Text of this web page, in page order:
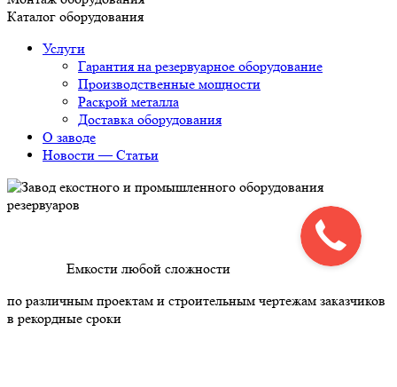
Каталог оборудования
Услуги
Гарантия на резервуарное оборудование
Производственные мощности
Раскрой металла
Доставка оборудования
О заводе
Новости — Статьи
Емкости любой сложности
по различным проектам и строительным чертежам заказчиков
в рекордные сроки